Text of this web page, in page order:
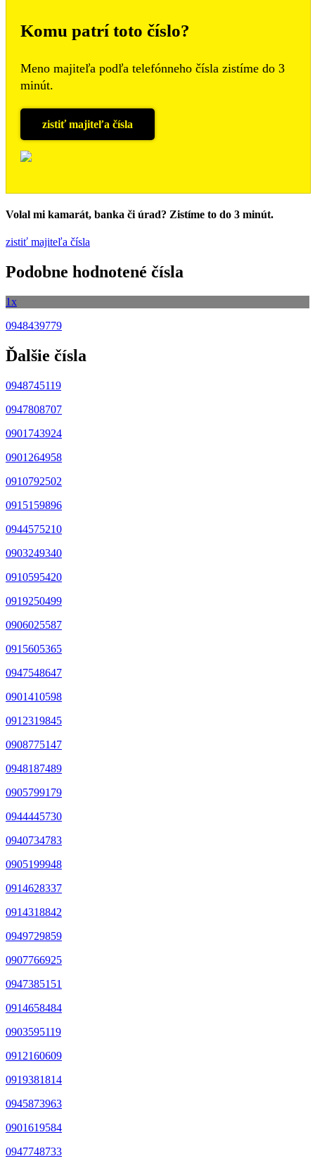
Komu patrí toto číslo?
Meno majiteľa podľa telefónneho čísla zistíme do 3
minút.
zistiť majiteľa čísla
Volal mi kamarát, banka či úrad? Zistíme to do 3 minút.
zistiť majiteľa čísla
Podobne hodnotené čísla
1x
0948439779
Ďalšie čísla
0948745119
0947808707
0901743924
0901264958
0910792502
0915159896
0944575210
0903249340
0910595420
0919250499
0906025587
0915605365
0947548647
0901410598
0912319845
0908775147
0948187489
0905799179
0944445730
0940734783
0905199948
0914628337
0914318842
0949729859
0907766925
0947385151
0914658484
0903595119
0912160609
0919381814
0945873963
0901619584
0947748733